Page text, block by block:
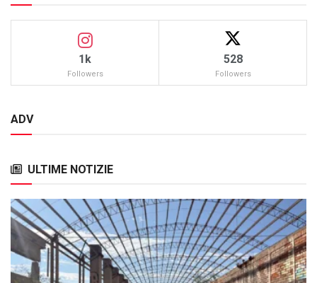
1k
Followers
528
Followers
ADV
ULTIME NOTIZIE